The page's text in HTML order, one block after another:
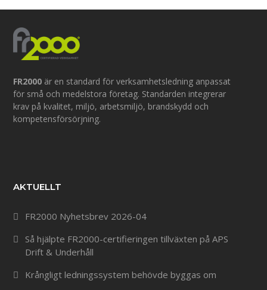
FR2000 är en standard för verksamhetsledning anpassat
för små och medelstora företag. Standarden integrerar
krav på kvalitet, miljö, arbetsmiljö, brandskydd och
kompetensförsörjning.
AKTUELLT
FR2000 Nyhetsbrev 2026-04
Så hjälpte FR2000-certifieringen tillväxten på APS
Drift & Underhåll
Krångligt ledningssystem behövde byggas om